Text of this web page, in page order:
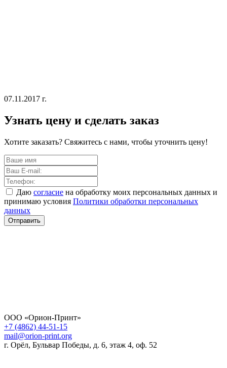
07.11.2017 г.
Узнать цену и сделать заказ
Хотите заказать? Свяжитесь с нами, чтобы уточнить цену!
Даю согласие на обработку моих персональных данных и
принимаю условия Политики обработки персональных
данных
Отправить
ООО «Орион-Принт»
+7 (4862) 44-51-15
mail@orion-print.org
г. Орёл, Бульвар Победы, д. 6, этаж 4, оф. 52